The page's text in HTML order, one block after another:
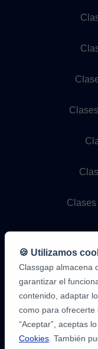
🍪 Utilizamos
Classgap almacena
garantizar el
contenido, adaptar
como para ofrecerte
“Aceptar”, aceptas
Cookies . También